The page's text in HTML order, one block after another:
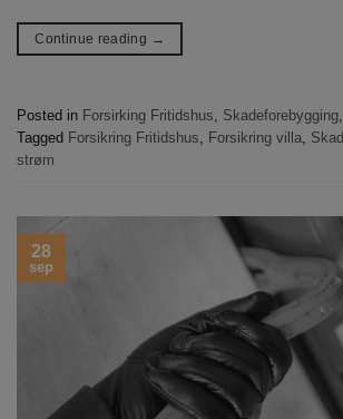
Continue reading →
Posted in Forsirking Fritidshus Skadeforebygging
Tagged Forsikring Fritidshus Forsikring villa
strøm
28
sep